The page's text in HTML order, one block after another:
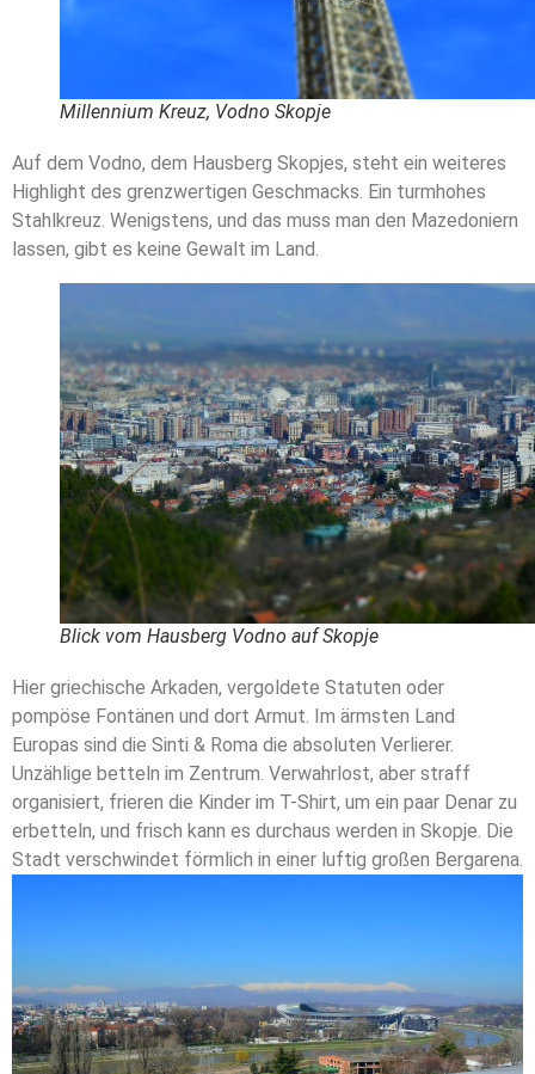
Millennium Kreuz, Vodno Skopje
Auf dem Vodno, dem Hausberg Skopjes, steht ein weiteres
Highlight des grenzwertigen Geschmacks. Ein turmhohes
Stahlkreuz. Wenigstens, und das muss man den Mazedoniern
lassen, gibt es keine Gewalt im Land.
Blick vom Hausberg Vodno auf Skopje
Hier griechische Arkaden, vergoldete Statuten oder
pompöse Fontänen und dort Armut. Im ärmsten Land
Europas sind die Sinti & Roma die absoluten Verlierer.
Unzählige betteln im Zentrum. Verwahrlost, aber straff
organisiert, frieren die Kinder im T-Shirt, um ein paar Denar zu
erbetteln, und frisch kann es durchaus werden in Skopje. Die
Stadt verschwindet förmlich in einer luftig großen Bergarena.